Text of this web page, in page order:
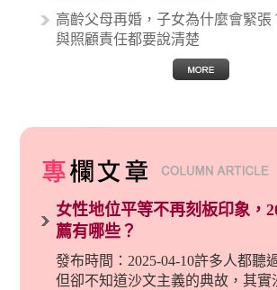
高齡父母再婚，子女為什麼會緊張
與照顧責任都要說清楚
女性地位平等不再刻板印象，
薦有哪些？
發布時間：2025-04-10許多人都聽
但卻不知道沙文主義的典故，其實